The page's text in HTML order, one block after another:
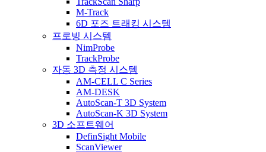
M-Track
6D 포즈 트래킹 시스템
프로빙 시스템
NimProbe
TrackProbe
자동 3D 측정 시스템
AM-CELL C Series
AM-DESK
AutoScan-T 3D System
AutoScan-K 3D System
3D 소프트웨어
DefinSight Mobile
ScanViewer